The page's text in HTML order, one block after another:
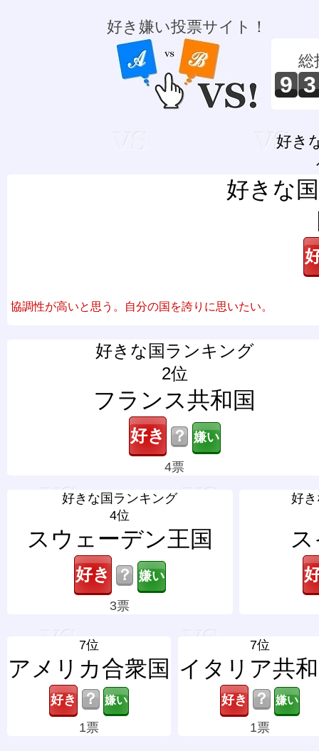
好き嫌い投票サイト！
総
9 3
好き
好きな
協調性が高いと思う。自分の国を誇りに思いたい。
好きな国ランキング
2位
フランス共和国
？
4票
好きな国ランキング
4位
スウェーデン王国
？
3票
好
7位
アメリカ合衆国
？
1票
7位
イタリア共
？
1票